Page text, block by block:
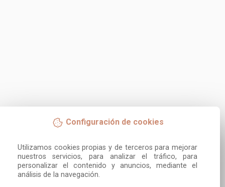
Configuración de cookies
Utilizamos cookies propias y de terceros para mejorar
nuestros servicios, para analizar el tráfico, para
personalizar el contenido y anuncios, mediante el
análisis de la navegación.